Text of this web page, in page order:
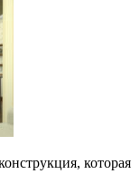
которая